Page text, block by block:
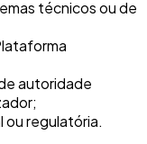
técnicos ou de
autoridade
ou regulatória.